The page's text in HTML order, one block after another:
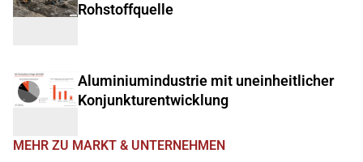
Rohstoffquelle
Aluminiumindustrie mit uneinheitlicher
Konjunkturentwicklung
MEHR ZU MARKT & UNTERNEHMEN